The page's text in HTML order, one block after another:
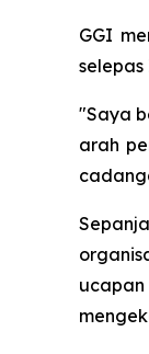
GGI
"Saya
arah